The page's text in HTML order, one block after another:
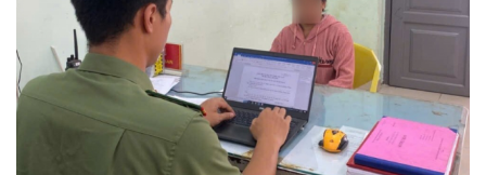
Cây thuốc
Sản phụ khoa
Nhi khoa
Nam khoa
Làm đẹp - giảm cân
Phòng mạch online
Ăn sạch sống khỏe
Tình yêu - Gia đình